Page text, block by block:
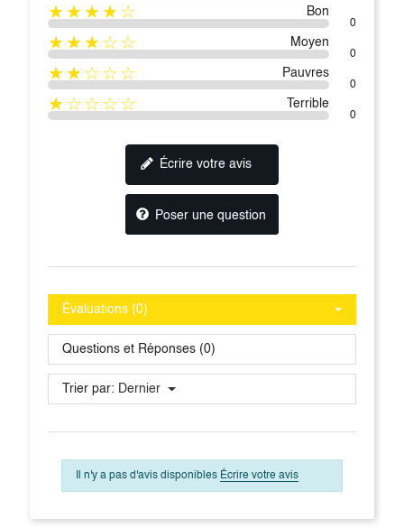
★★★★☆ Bon
0
★★★☆☆ Moyen
0
★★☆☆☆ Pauvres
0
★☆☆☆☆ Terrible
0
Écrire votre avis
Poser une question
Évaluations (0)
Questions et Réponses (0)
Trier par: Dernier
Il n'y a pas d'avis disponibles Écrire votre avis